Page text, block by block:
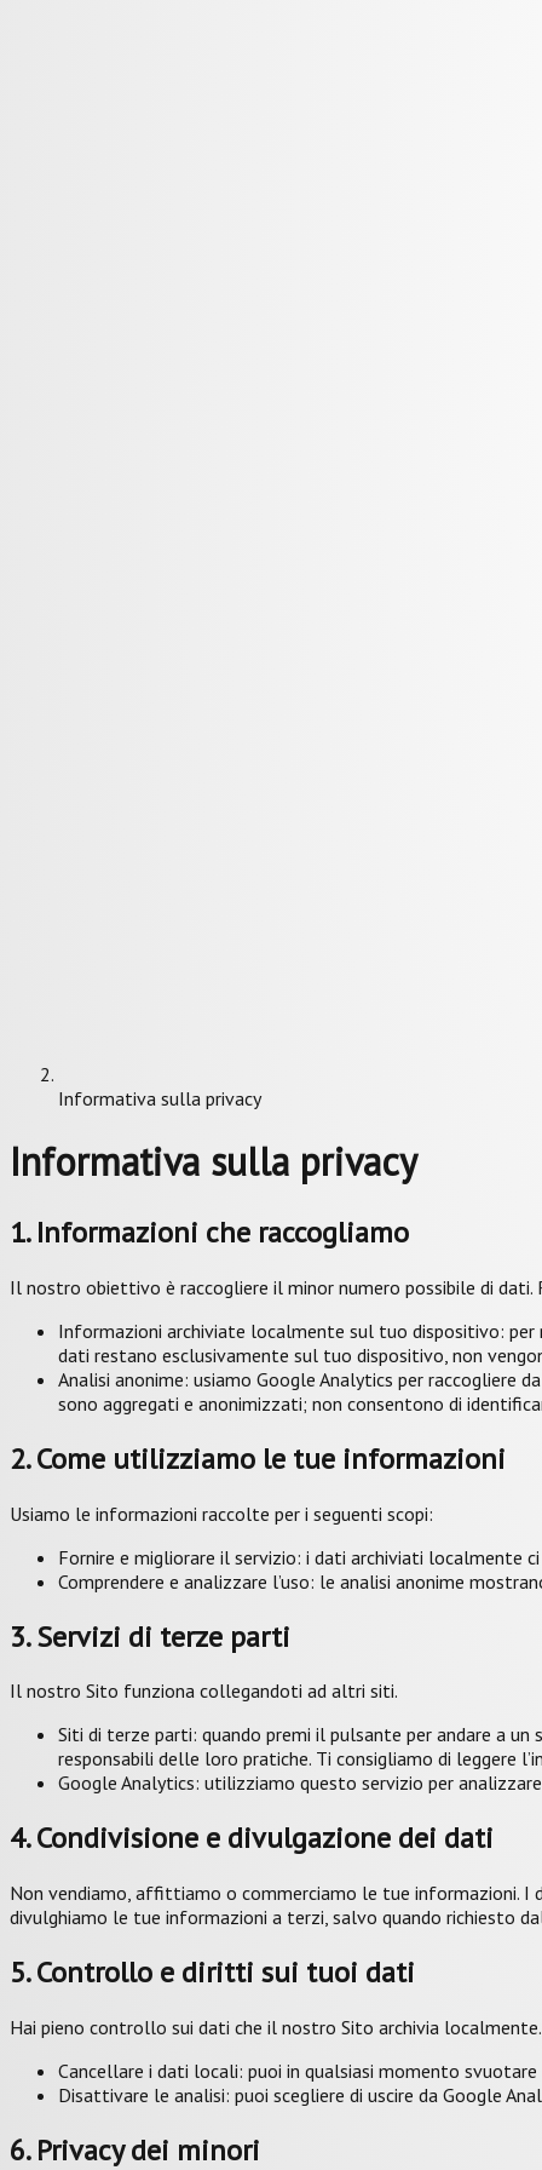
Informativa sulla privacy
Informativa sulla privacy
1. Informazioni che raccogliamo
Il nostro obiettivo è raccogliere il minor numero possibile di dati.
Informazioni archiviate localmente sul tuo dispositivo: per
dati restano esclusivamente sul tuo dispositivo, non
Analisi anonime: usiamo Google Analytics per raccogliere
sono aggregati e anonimizzati; non consentono di
2. Come utilizziamo le tue informazioni
Usiamo le informazioni raccolte per i seguenti scopi:
Fornire e migliorare il servizio: i dati archiviati localmente
Comprendere e analizzare l’uso: le analisi anonime
3. Servizi di terze parti
Il nostro Sito funziona collegandoti ad altri siti.
Siti di terze parti: quando premi il pulsante per andare a
responsabili delle loro pratiche. Ti consigliamo di leggere
Google Analytics: utilizziamo questo servizio per
4. Condivisione e divulgazione dei dati
Non vendiamo, affittiamo o commerciamo le tue informazioni. I
divulghiamo le tue informazioni a terzi, salvo quando richiesto
5. Controllo e diritti sui tuoi dati
Hai pieno controllo sui dati che il nostro Sito archivia localmente.
Cancellare i dati locali: puoi in qualsiasi momento
Disattivare le analisi: puoi scegliere di uscire da Google
6. Privacy dei minori